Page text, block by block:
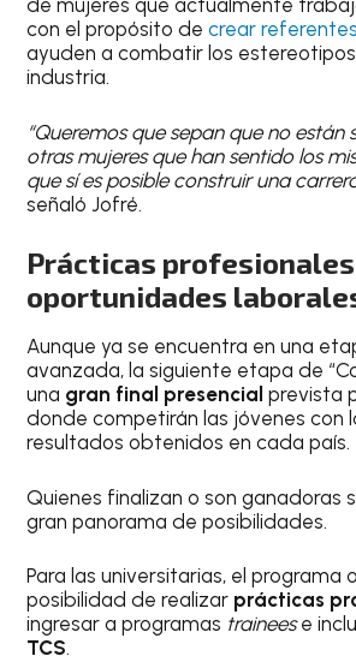
de mujeres que actualmente
con el propósito decrear
ayuden a combatir los
industria.
“Queremos que sepan que no están
otras mujeres que han sentido los
que sí es posible construir una
señaló Jofré.
Prácticas
oportunidades
Aunque ya se encuentra en una
avanzada, la siguiente etapa de
una gran final presencial prevista
donde competirán las jóvenes con
resultados obtenidos en cada país.
Quienes finalizan o son ganadoras
gran panorama de posibilidades.
Para las universitarias, el programa
posibilidad de realizar prácticas
ingresar a programas traineese
TCS.